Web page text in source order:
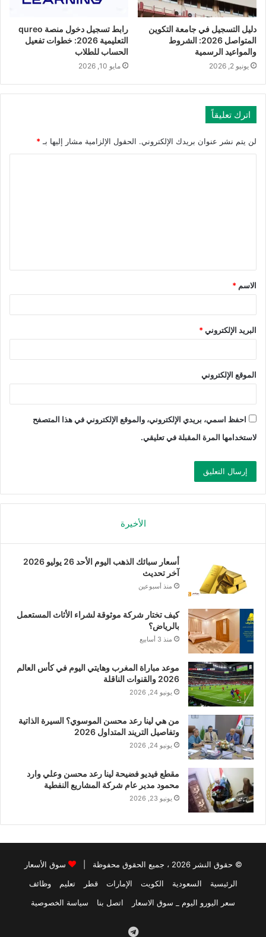
دليل التسجيل في جامعة التكوين
المتواصل 2026: الشروط
والمواعيد الرسمية
يونيو 2, 2026
رابط تسجيل دخول منصة qureo
التعليمية 2026: خطوات تفعيل
الحساب للطلاب
مايو 10, 2026
اترك تعليقاً
لن يتم نشر عنوان بريدك الإلكتروني. الحقول الإلزامية مشار إليها بـ *
الاسم *
البريد الإلكتروني*
الموقع الإلكتروني
احفظ اسمي، بريدي الإلكتروني، والموقع الإلكتروني في هذا المتصفح
لاستخدامها المرة المقبلة في تعليقي.
الأخيرة
أسعار سبائك الذهب اليوم الأحد 26 يوليو 2026
آخر تحديث
منذ أسبوعين
كيف تختار شركة موثوقة لشراء الأثاث المستعمل
بالرياض؟
منذ 3 أسابيع
موعد مباراة المغرب وهايتي اليوم في كأس العالم
2026 والقنوات الناقلة
يونيو 24, 2026
من هي لينا رعد محسن الموسوي؟ السيرة الذاتية
وتفاصيل التريند المتداول 2026
يونيو 24, 2026
مقطع فيديو فضيحة لينا رعد محسن وعلي وارد
محمود مدير عام شركة المشاريع النفطية
يونيو 23, 2026
© حقوق النشر 2026 ، جميع الحقوق محفوظة |
سوق الأسعار
الرئيسية
السعودية الكويت الإمارات قطر تعليم
وظائف
سعر اليورو اليوم _ سوق الاسعار
اتصل بنا سياسة الخصوصية
Telegram